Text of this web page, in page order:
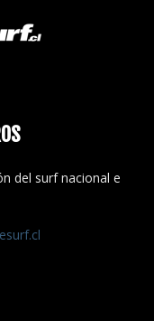
del surf nacional e